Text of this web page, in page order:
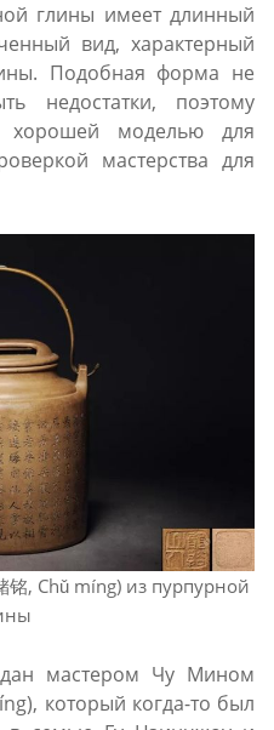
глины имеет длинный
вид, характерный
Подобная форма не
недостатки, поэтому
хорошей моделью для
мастерства для
, Chǔ míng) из пурпурной
мастером Чу Мином
который когда-то был